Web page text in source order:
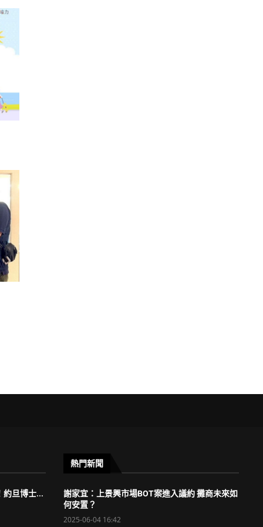
約旦博士...
熱門新聞
謝家宜：上景興市場BOT案進入議約 攤商未來如
何安置？
2025-06-04 16:42